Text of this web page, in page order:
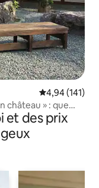
Note
4,94 (141)
château » : que
l'époque d'Edo
de pierre et de
et des prix